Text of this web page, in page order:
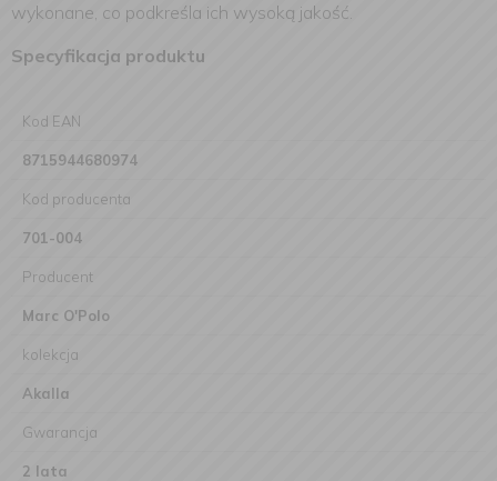
wykonane, co podkreśla ich wysoką jakość.
Specyfikacja produktu
Kod EAN
8715944680974
Kod producenta
701-004
Producent
Marc O'Polo
kolekcja
Akalla
Gwarancja
2 lata